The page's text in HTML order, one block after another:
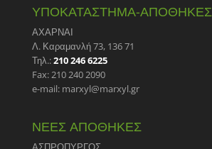
ΥΠΟΚΑΤΑΣΤΗΜΑ-ΑΠΟΘΗΚΕΣ
ΑΧΑΡΝΑΙ
Λ. Καραμανλή 73, 136 71
Τηλ.:210 246 6225
Fax: 210 240 2090
e-mail: marxyl@marxyl.gr
ΝΕΕΣ ΑΠΟΘΗΚΕΣ